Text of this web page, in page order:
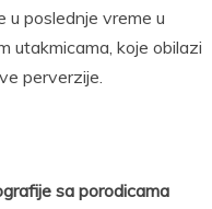
u poslednje vreme u
utakmicama, koje obilazi
perverzije.
sa porodicama